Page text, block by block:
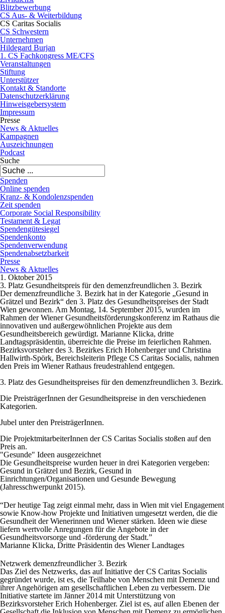
Blitzbewerbung
CS Aus- & Weiterbildung
CS Caritas Socialis
CS Schwestern
Unternehmen
Hildegard Burjan
1. CS Fachkongress ME/CFS
Veranstaltungen
Stiftung
Unterstützer
Kontakt & Standorte
Datenschutzerklärung
Hinweisgebersystem
Impressum
Presse
News & Aktuelles
Kampagnen
Auszeichnungen
Podcast
Suche
Spenden
Online spenden
Kranz- & Kondolenzspenden
Zeit spenden
Corporate Social Responsibility
Testament & Legat
Spendengütesiegel
Spendenkonto
Spendenverwendung
Spendenabsetzbarkeit
Presse
News & Aktuelles
1. Oktober 2015
3. Platz Gesundheitspreis für den demenzfreundlichen 3. Bezirk
Der demenzfreundliche 3. Bezirk hat in der Kategorie „Gesund in
Grätzel und Bezirk“ den 3. Platz des Gesundheitspreises der Stadt
Wien gewonnen. Am Montag, 14. September 2015, wurden im
Rahmen der Wiener Gesundheitsförderungskonferenz im Rathaus die
innovativen und außergewöhnlichen Projekte aus dem
Gesundheitsbereich gewürdigt. Marianne Klicka, dritte
Landtagspräsidentin, überreichte die Preise im feierlichen Rahmen.
Bezirksvorsteher des 3. Bezirkes Erich Hohenberger und Christina
Hallwirth-Spörk, Bereichsleiterin Pflege CS Caritas Socialis, nahmen
den Preis im Wiener Rathaus freudestrahlend entgegen.
3. Platz des Gesundheitspreises für den demenzfreundlichen 3. Bezirk.
Die PreisträgerInnen der Gesundheitspreise in den verschiedenen
Kategorien.
Jubel unter den PreisträgerInnen.
Die ProjektmitarbeiterInnen der CS Caritas Socialis stoßen auf den
Preis an.
"Gesunde" Ideen ausgezeichnet
Die Gesundheitspreise wurden heuer in drei Kategorien vergeben:
Gesund in Grätzel und Bezirk, Gesund in
Einrichtungen/Organisationen und Gesunde Bewegung
(Jahresschwerpunkt 2015).
“Der heutige Tag zeigt einmal mehr, dass in Wien mit viel Engagement
sowie Know-how Projekte und Initiativen umgesetzt werden, die die
Gesundheit der Wienerinnen und Wiener stärken. Ideen wie diese
liefern wertvolle Anregungen für die Angebote in der
Gesundheitsvorsorge und -förderung der Stadt.”
Marianne Klicka, Dritte Präsidentin des Wiener Landtages
Netzwerk demenzfreundlicher 3. Bezirk
Das Ziel des Netzwerks, das auf Initiative der CS Caritas Socialis
gegründet wurde, ist es, die Teilhabe von Menschen mit Demenz und
ihrer Angehörigen am gesellschaftlichen Leben zu verbessern. Die
Initiative startete im Jänner 2014 mit Unterstützung von
Bezirksvorsteher Erich Hohenberger. Ziel ist es, auf allen Ebenen der